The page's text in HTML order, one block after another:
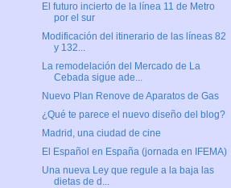
El futuro incierto de la línea 11 de Metro
por el sur
Modificación del itinerario de las líneas 82
y 132...
La remodelación del Mercado de La
Cebada sigue ade...
Nuevo Plan Renove de Aparatos de Gas
¿Qué te parece el nuevo diseño del blog?
Madrid, una ciudad de cine
El Español en España (jornada en IFEMA)
Una nueva Ley que regule a la baja las
dietas de d...